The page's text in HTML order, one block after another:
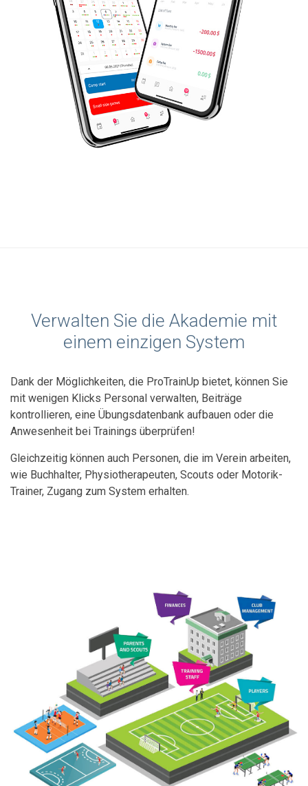
Verwalten Sie die Akademie mit
einem einzigen System
Dank der Möglichkeiten, die ProTrainUp bietet, können Sie
mit wenigen Klicks Personal verwalten, Beiträge
kontrollieren, eine Übungsdatenbank aufbauen oder die
Anwesenheit bei Trainings überprüfen!
Gleichzeitig können auch Personen, die im Verein arbeiten,
wie Buchhalter, Physiotherapeuten, Scouts oder Motorik-
Trainer, Zugang zum System erhalten.